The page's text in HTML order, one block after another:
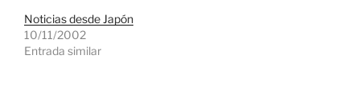
Noticias desde Japón
10/11/2002
Entrada similar